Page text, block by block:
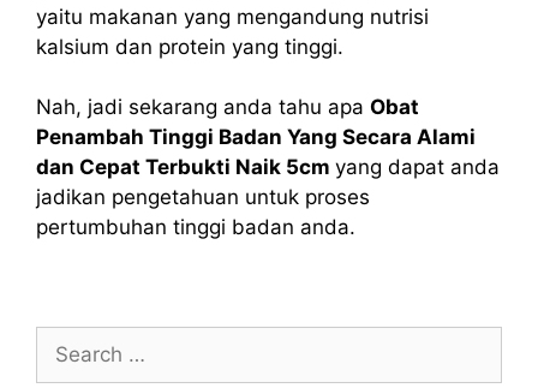
yaitu makanan yang mengandung nutrisi
kalsium dan protein yang tinggi.
Nah, jadi sekarang anda tahu apa Obat
Penambah Tinggi Badan Yang Secara Alami
dan Cepat Terbukti Naik 5cm yang dapat anda
jadikan pengetahuan untuk proses
pertumbuhan tinggi badan anda.
Search
for: